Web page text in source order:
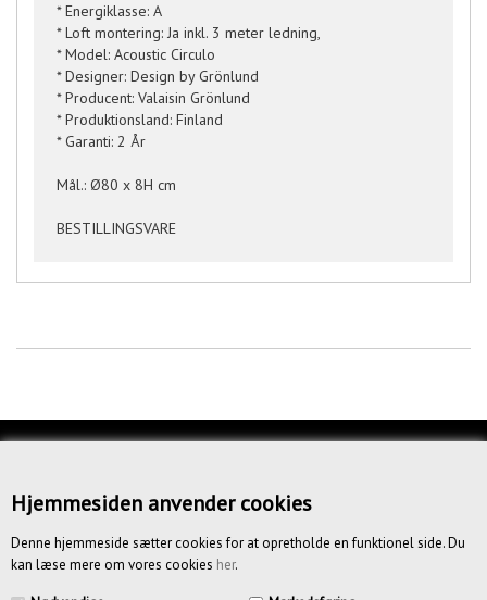
Hjemmesiden anvender cookies
Denne hjemmeside sætter cookies for at opretholde en funktionel side. Du
kan læse mere om vores cookies her.
* Energiklasse: A
* Loft montering: Ja inkl. 3 meter ledning,
* Model: Acoustic Circulo
* Designer: Design by Grönlund
* Producent: Valaisin Grönlund
* Produktionsland: Finland
* Garanti: 2 År
Mål.: Ø80 x 8H cm
BESTILLINGSVARE
OM OS
BETINGELSER